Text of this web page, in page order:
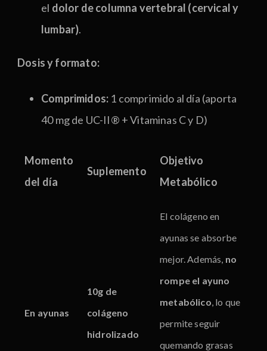
el dolor de columna vertebral (cervical y
lumbar).
Dosis y formato:
Comprimidos: 1 comprimido al día (aporta
40 mg de UC-II® + Vitaminas C y D)
Momento
del día
Suplemento
Objetivo
Metabólico
En ayunas
10g de
colágeno
hidrolizado
El colágeno en
ayunas se absorbe
mejor. Además, no
rompe el ayuno
metabólico , lo que
permite seguir
quemando grasas